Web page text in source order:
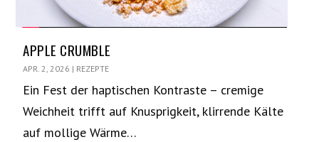
APPLE CRUMBLE
APR. 2, 2026 | REZEPTE
Ein Fest der haptischen Kontraste – cremige
Weichheit trifft auf Knusprigkeit, klirrende Kälte
auf mollige Wärme…